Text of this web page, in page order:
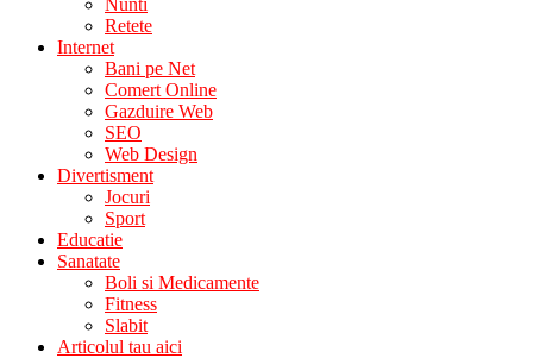
Nunti
Retete
Internet
Bani pe Net
Comert Online
Gazduire Web
SEO
Web Design
Divertisment
Jocuri
Sport
Educatie
Sanatate
Boli si Medicamente
Fitness
Slabit
Articolul tau aici